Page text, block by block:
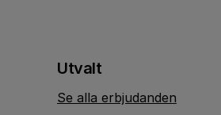
Utvalt
Se alla erbjudanden